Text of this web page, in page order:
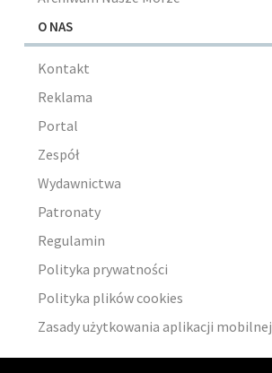
O NAS
Kontakt
Reklama
Portal
Zespół
Wydawnictwa
Patronaty
Regulamin
Polityka prywatności
Polityka plików cookies
Zasady użytkowania aplikacji mobilnej